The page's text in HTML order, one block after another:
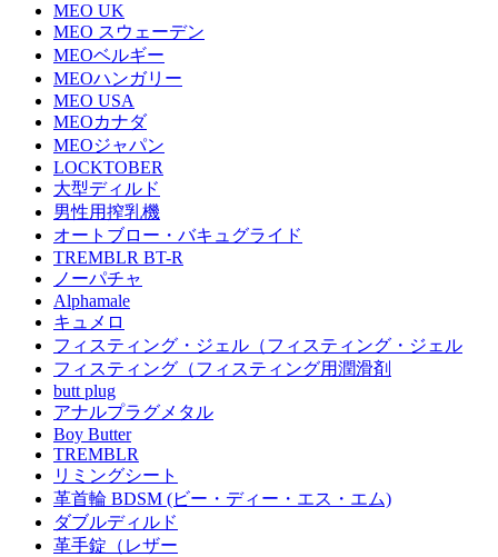
MEO UK
MEO スウェーデン
MEOベルギー
MEOハンガリー
MEO USA
MEOカナダ
MEOジャパン
LOCKTOBER
大型ディルド
男性用搾乳機
オートブロー・バキュグライド
TREMBLR BT-R
ノーパチャ
Alphamale
キュメロ
フィスティング・ジェル（フィスティング・ジェル
フィスティング（フィスティング用潤滑剤
butt plug
アナルプラグメタル
Boy Butter
TREMBLR
リミングシート
革首輪 BDSM (ビー・ディー・エス・エム)
ダブルディルド
革手錠（レザー